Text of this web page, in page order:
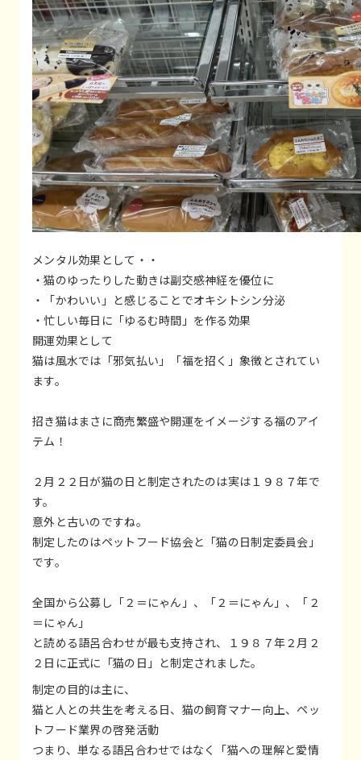
メンタル効果として・・
・猫のゆったりした動きは副交感神経を優位に
・「かわいい」と感じることでオキシトシン分泌
・忙しい毎日に「ゆるむ時間」を作る効果
開運効果として
猫は風水では「邪気払い」「福を招く」象徴とされてい
ます。
招き猫はまさに商売繁盛や開運をイメージする福のアイ
テム！
２月２２日が猫の日と制定されたのは実は１９８７年で
す。
意外と古いのですね。
制定したのはペットフード協会と「猫の日制定委員会」
です。
全国から公募し「２＝にゃん」、「２＝にゃん」、「２
＝にゃん」
と読める語呂合わせが最も支持され、１９８７年２月２
２日に正式に「猫の日」と制定されました。
制定の目的は主に、
猫と人との共生を考える日、猫の飼育マナー向上、ペッ
トフード業界の啓発活動
つまり、単なる語呂合わせではなく「猫への理解と愛情